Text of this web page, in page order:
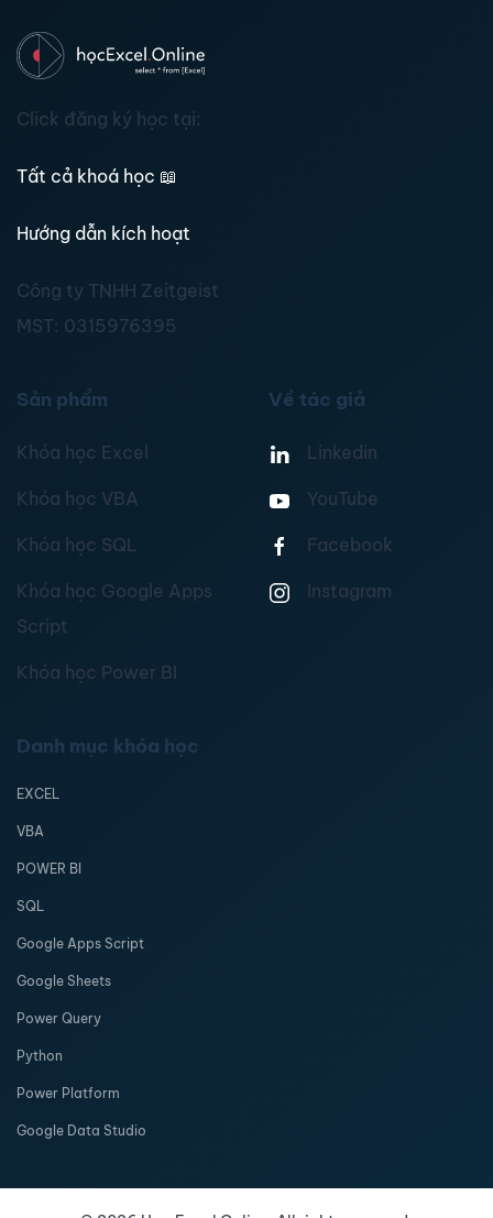
Click đăng ký học tại:
Tất cả khoá học 📖
Hướng dẫn kích hoạt
Công ty TNHH Zeitgeist
MST: 0315976395
Sản phẩm
Khóa học Excel
Khóa học VBA
Khóa học SQL
Khóa học Google Apps
Script
Khóa học Power BI
Về tác giả
Linkedin
YouTube
Facebook
Instagram
Danh mục khóa học
EXCEL
VBA
POWER BI
SQL
Google Apps Script
Google Sheets
Power Query
Python
Power Platform
Google Data Studio